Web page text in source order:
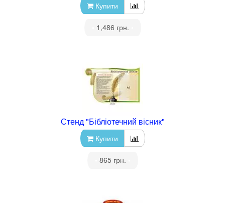
Купити
1,486 грн.
Стенд "Бібліотечний вісник"
Купити
865 грн.